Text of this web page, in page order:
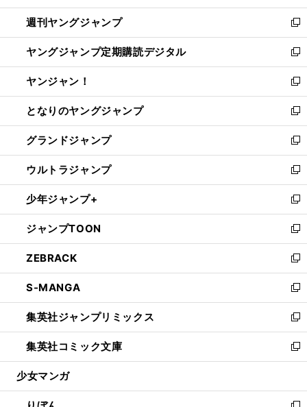
開
く
ウ
で
開
く
ン
ド
ウ
で
開
く
ウ
ィ
ン
ド
ウ
で
開
く
週刊ヤングジャンプ
新
し
い
ウ
ィ
ン
ド
ウ
で
開
く
ヤングジャンプ定期購読デジタル
新
し
い
ウ
ィ
ン
ド
ウ
で
開
く
ヤンジャン！
新
し
い
ウ
ィ
ン
ド
ウ
で
開
く
となりのヤングジャンプ
新
し
い
ウ
ィ
ン
ド
ウ
で
開
く
グランドジャンプ
新
し
い
ウ
ィ
ン
ド
ウ
で
開
く
ウルトラジャンプ
新
し
い
ウ
ィ
ン
ド
ウ
で
開
く
少年ジャンプ+
新
し
い
ウ
ィ
ン
ド
ウ
で
開
く
ジャンプTOON
新
し
い
ウ
ィ
ン
ド
ウ
で
開
ZEBRACK
新
し
い
ウ
ィ
ン
ド
ウ
開
S-MANGA
新
し
い
ウ
ィ
ン
ウ
集英社ジャンプリミックス
新
し
い
ウ
ン
集英社コミック文庫
新
し
ウ
少女マンガ